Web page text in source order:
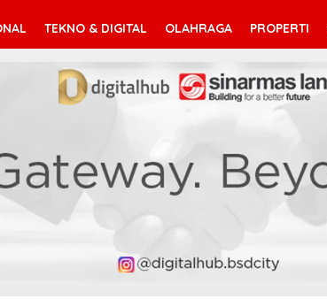
TEKNO & DIGITAL OLAHRAGA PROPERTI